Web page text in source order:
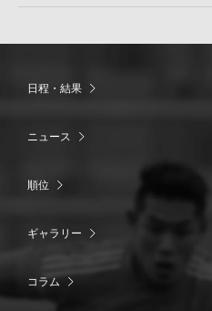
日程・結果
ニュース
順位
ギャラリー
コラム